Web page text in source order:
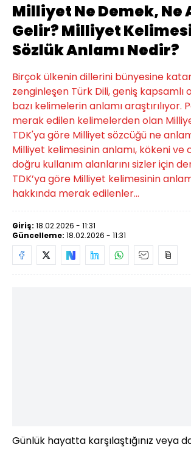
Milliyet Ne Demek, Ne
Gelir? Milliyet
Sözlük Anlamı Nedir?
Birçok ülkenin dillerini bünyesine
zenginleşen Türk Dili, geniş kapsamlı
bazı kelimelerin anlamı araştırılıyor.
merak edilen kelimelerden olan
TDK'ya göre Milliyet sözcüğü ne
Milliyet kelimesinin anlamı, kökeni ve
doğru kullanım alanlarını sizler için
TDK’ya göre Milliyet kelimesinin
hakkında merak edilenler...
Giriş: 18.02.2026 - 11:31
Güncelleme: 18.02.2026 - 11:31
Günlük hayatta karşılaştığınız veya